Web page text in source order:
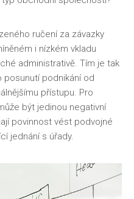
ručení za závazky
i nízkém vkladu
administrativě. Tím je tak
posunutí podnikání od
přístupu. Pro
být jedinou negativní
povinnost vést podvojné
jednání s úřady.